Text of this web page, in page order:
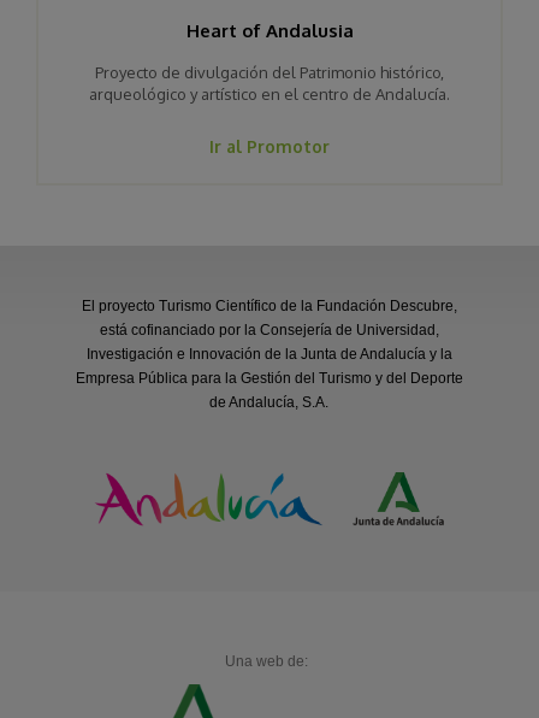
Heart of Andalusia
Proyecto de divulgación del Patrimonio histórico,
arqueológico y artístico en el centro de Andalucía.
Ir al Promotor
El proyecto Turismo Científico de la Fundación Descubre,
está cofinanciado por la Consejería de Universidad,
Investigación e Innovación de la Junta de Andalucía y la
Empresa Pública para la Gestión del Turismo y del Deporte
de Andalucía, S.A.
Una web de: